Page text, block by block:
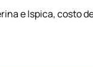
e Ispica, costo